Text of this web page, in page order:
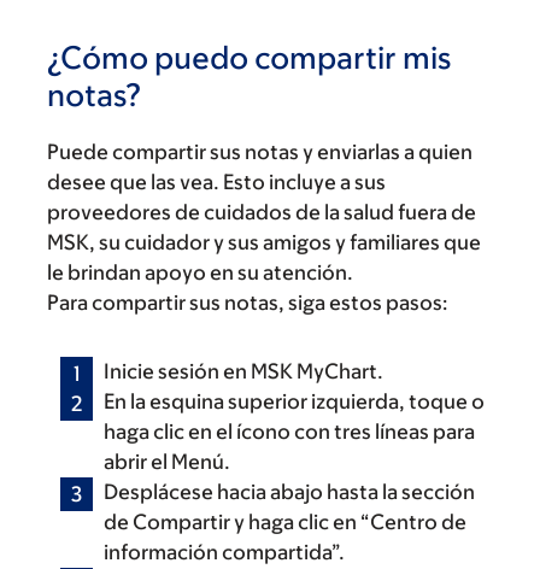
¿Cómo puedo compartir mis
notas?
Puede compartir sus notas y enviarlas a quien
desee que las vea. Esto incluye a sus
proveedores de cuidados de la salud fuera de
MSK, su cuidador y sus amigos y familiares que
le brindan apoyo en su atención.
Para compartir sus notas, siga estos pasos:
Inicie sesión en MSK MyChart.
En la esquina superior izquierda, toque o
haga clic en el ícono con tres líneas para
abrir el Menú.
Desplácese hacia abajo hasta la sección
de Compartir y haga clic en “Centro de
información compartida”.